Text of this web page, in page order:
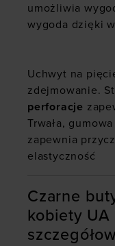
umożliwia
wygoda dzięki
Uchwyt na
zdejmowanie.
perforacje
Trwała,
zapewnia
elastyczność
Czarne
kobiety